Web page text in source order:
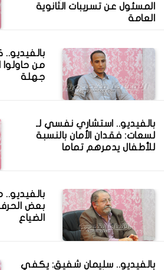
المسئول عن تسريبات الثانوية
العامة
من حاولوا
جهلة
بالفيديو.. استشاري نفسي لـ
لسعات: فقدان الأمان بالنسبة
للأطفال يدمرهم تماما
بالفيديو..
بعض
الضياع
بالفيديو.. سليمان شفيق: يكفي